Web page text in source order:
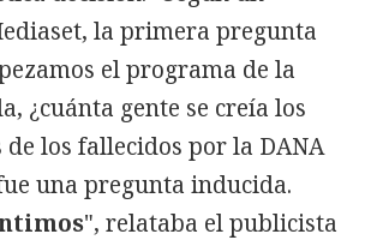
la primera pregunta
el programa de la
¿cuánta gente se creía los
los fallecidos por la DANA
una pregunta inducida.
", relataba el publicista